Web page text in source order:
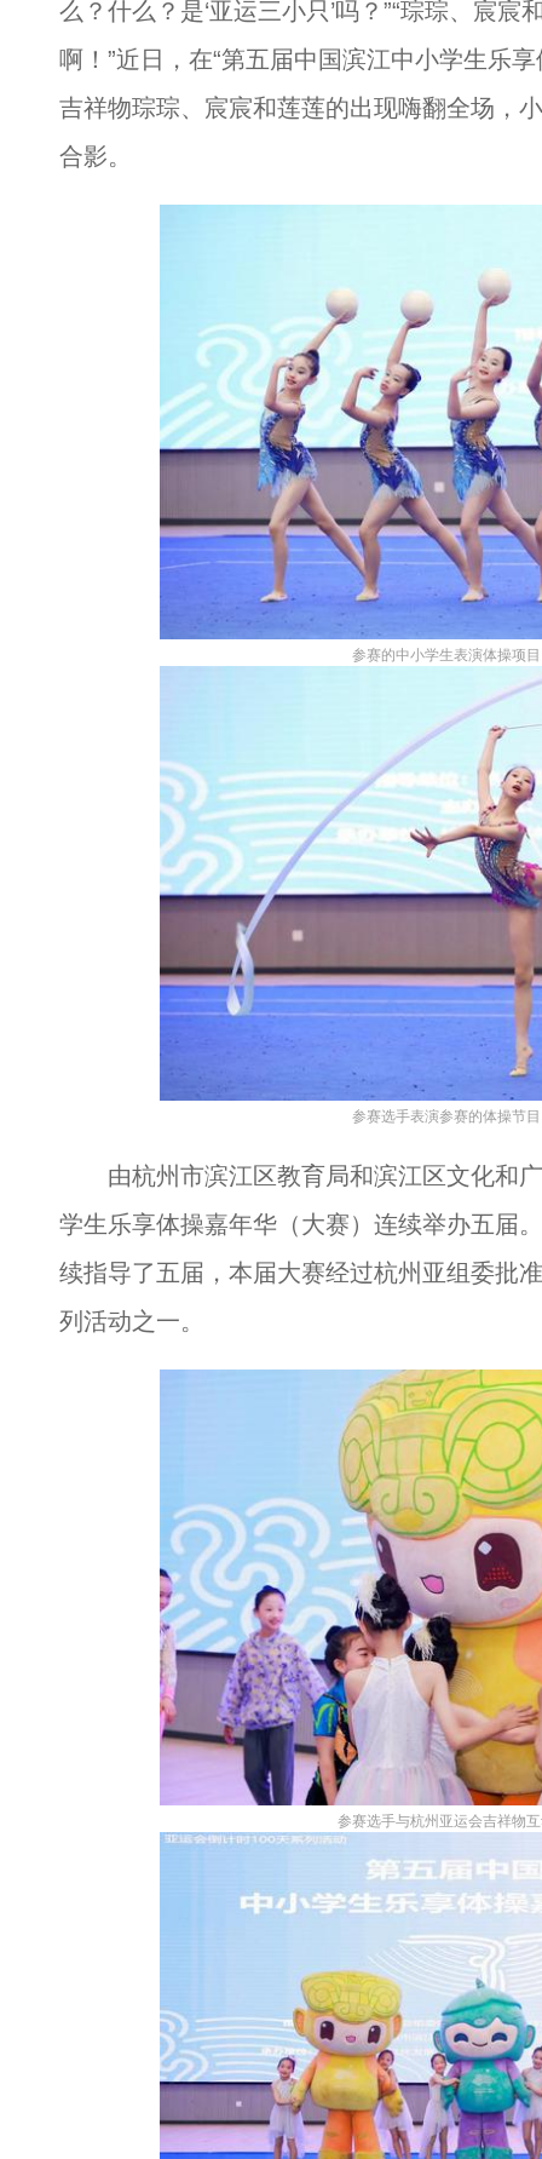
么？什么？是‘亚运三小只’吗？”“琮琮、宸
啊！”近日，在“第五届中国滨江中小学生乐
吉祥物琮琮、宸宸和莲莲的出现嗨翻全场，
合影。
参赛的中小学生表演体操项
参赛选手表演参赛的体操节
由杭州市滨江区教育局和滨江区文化和广
学生乐享体操嘉年华（大赛）连续举办五届
续指导了五届，本届大赛经过杭州亚组委批
列活动之一。
参赛选手与杭州亚运会吉祥物